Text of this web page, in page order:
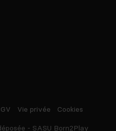
Vie privée Cookies
- SASU Born2Play